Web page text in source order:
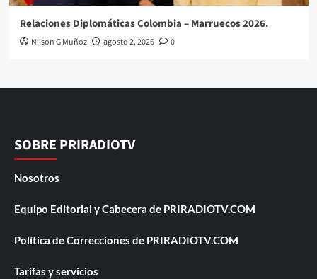
Relaciones Diplomáticas Colombia – Marruecos 2026.
Nilson G Muñoz agosto 2, 2026 0
SOBRE PRIRADIOTV
Nosotros
Equipo Editorial y Cabecera de PRIRADIOTV.COM
Política de Correcciones de PRIRADIOTV.COM
Tarifas y servicios